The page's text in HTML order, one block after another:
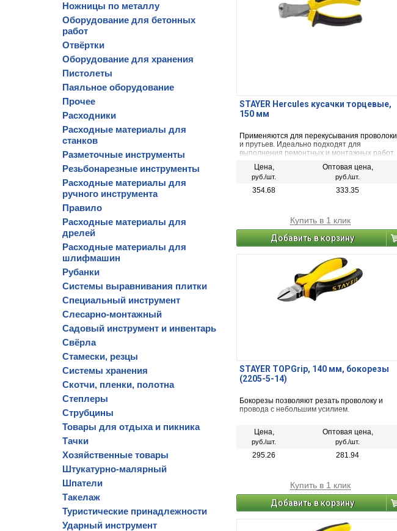
Ножницы по металлу
Оборудование для бетонных
работ
Отвёртки
Оборудование для хранения
Пистолеты
Паяльное оборудование
Прочее
Расходники
Расходные материалы для
станков
Разметочные инструменты
Резьбонарезные инструменты
Расходные материалы для
ручного инструмента
Правило
Расходные материалы для
дрелей
Расходные материалы для
шлифмашин
Рубанки
Системы выравнивания плитки
Специальный инструмент
Слесарно-монтажный
Садовый инструмент и инвентарь
Свёрла
Стамески, резцы
Системы хранения
Скотчи, пленки, полотна
Степлеры
Струбцины
Товары для отдыха и пикника
Тачки
Хозяйственные товары
Штукатурно-малярный
Шпатели
Такелаж
Туристические принадлежности
Ударный инструмент
STAYER Hercules кусачки торцевые,
150 мм
Применяются для перекусывания проволоки
и прутьев. Идеально подходят для
выполнения ремонтных и монтажных работ.
Цена,
руб./шт.
Оптовая цена,
руб./шт.
354.68 333.35
Купить в 1 клик
Добавить в корзину
STAYER TOPGrip, 140 мм, бокорезы
(2205-5-14)
Бокорезы позволяют резать проволоку и
провода с небольшим усилием.
Цена,
руб./шт.
Оптовая цена,
руб./шт.
295.26 281.94
Купить в 1 клик
Добавить в корзину